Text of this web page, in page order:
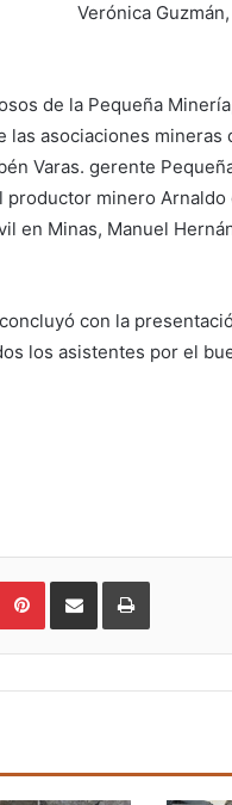
Verónica
de la Pequeña
asociaciones mineras
Varas. gerente
minero
en Minas, Manuel
con la
los asistentes por el
Pinterest